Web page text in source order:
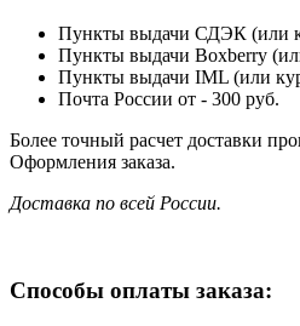
Пункты выдачи СДЭК (или
Пункты выдачи Boxberry
Пункты выдачи IML (или
Почта России от - 300 руб.
Более точный расчет доставки
Оформления заказа.
Доставка по всей России.
Способы оплаты заказа: